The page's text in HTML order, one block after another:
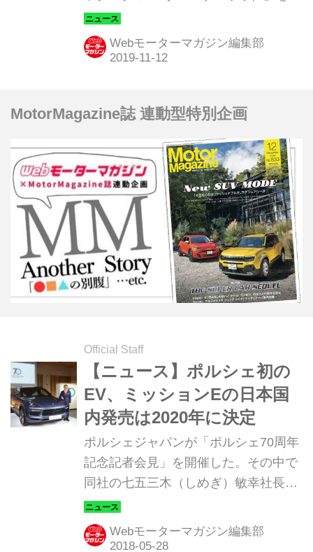
2019年11月15日（金）から公式Web
サイトの専用ページで、100台限定の
予約受付を開始する。
Webモーターマガジン編集部
MotorMagazine誌 連動型特別企画
Official Staff
【ニュース】ポルシェ初の
EV、ミッションEの日本国
内発売は2020年に決定
ポルシェジャパンが「ポルシェ70周年
記念記者会見」を開催した。その中で
同社の七五三木（しめぎ）敏幸社長
が、ポルシェ初の市販EVである“ミッ
ションE”の日本国内販売は、2020年の
遅くない時期であると発表した。
Webモーターマガジン編集部